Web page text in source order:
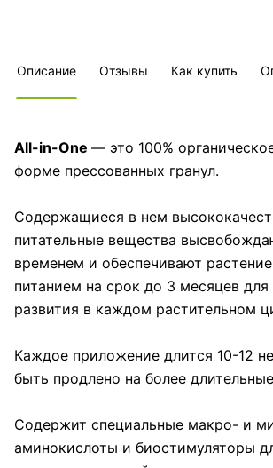
Описание Отзывы Как купить
All-in-One — это 100%
форме прессованных гранул.
Содержащиеся в нем
питательные вещества
временем и обеспечивают
питанием на срок до 3 месяцев для
развития в каждом растительном
Каждое приложение длится 10-12
быть продлено на более
Содержит специальные макро- и
аминокислоты и биостимуляторы